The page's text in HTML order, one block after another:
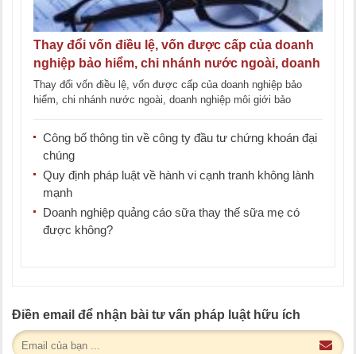
Thay đổi vốn điều lệ, vốn được cấp của doanh
nghiệp bảo hiểm, chi nhánh nước ngoài, doanh
nghiệp môi giới bảo hiểm
Thay đổi vốn điều lệ, vốn được cấp của doanh nghiệp bảo
hiểm, chi nhánh nước ngoài, doanh nghiệp môi giới bảo
Công bố thông tin về công ty đầu tư chứng khoán đại
chúng
Quy định pháp luật về hành vi cạnh tranh không lành
mạnh
Doanh nghiệp quảng cáo sữa thay thế sữa mẹ có
được không?
Điền email để nhận bài tư vấn pháp luật hữu ích